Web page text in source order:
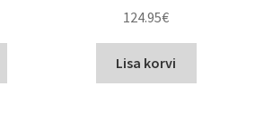
124.95€
Lisa korvi